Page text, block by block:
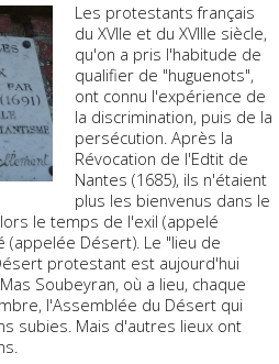
Les protestants français
du XVIIe et du XVIIIe siècle,
qu'on a pris l'habitude de
qualifier de "huguenots",
ont connu l'expérience de
la discrimination, puis de la
persécution. Après la
Révocation de l'Edtit de
Nantes (1685), ils n'étaient
plus les bienvenus dans le
le temps de l'exil (appelé
(appelée Désert). Le "lieu de
protestant est aujourd'hui
Soubeyran, où a lieu, chaque
l'Assemblée du Désert qui
subies. Mais d'autres lieux ont